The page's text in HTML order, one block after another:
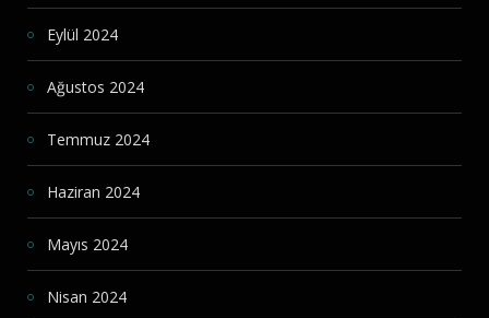
Eylül 2024
Ağustos 2024
Temmuz 2024
Haziran 2024
Mayıs 2024
Nisan 2024